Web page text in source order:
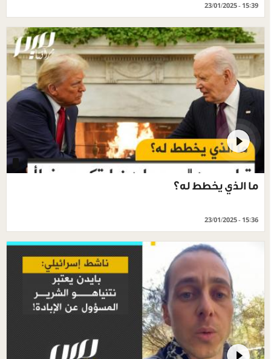
23/01/2025 - 15:39
ما الذي يخطط له؟
23/01/2025 - 15:36